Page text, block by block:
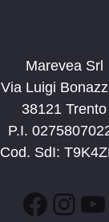
Marevea Srl
Via Luigi
38121 Trento
P.I.
Cod. SdI: